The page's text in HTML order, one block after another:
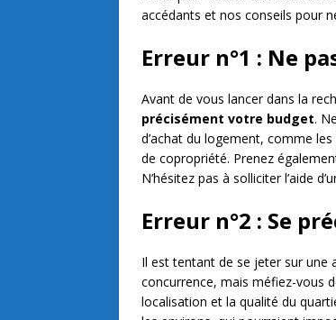
accédants et nos conseils pour
Erreur n°1 : Ne
Avant de vous lancer dans la
précisément votre budget.
d’achat du logement, comme
de copropriété. Prenez
N’hésitez pas à solliciter l’aide
Erreur n°2 : Se
Il est tentant de se jeter sur une
concurrence, mais méfiez-vous
localisation et la qualité du